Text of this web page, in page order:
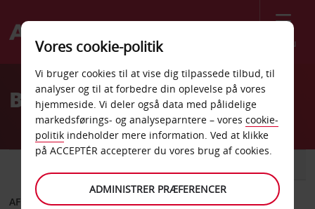
Menu
Welcome
AvisBilleje Alabama
AFHENT FRA
Vores cookie-politik
Vi bruger cookies til at vise dig tilpassede tilbud, til
analyser og til at forbedre din oplevelse på vores
hjemmeside. Vi deler også data med pålidelige
markedsførings- og analyseparntere – vores cookie-
politik indeholder mere information. Ved at klikke
på ACCEPTÉR accepterer du vores brug af cookies.
ADMINISTRER PRÆFERENCER